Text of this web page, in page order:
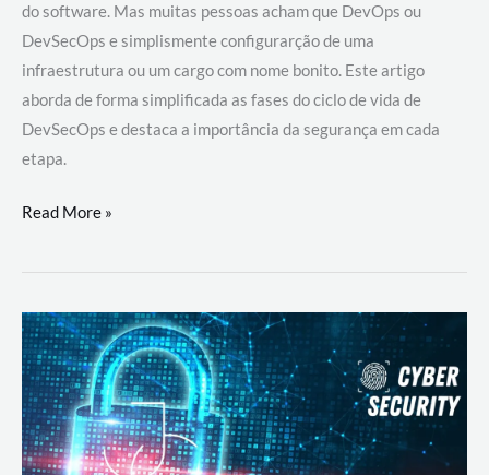
do software. Mas muitas pessoas acham que DevOps ou
DevSecOps e simplismente configurarção de uma
infraestrutura ou um cargo com nome bonito. Este artigo
aborda de forma simplificada as fases do ciclo de vida de
DevSecOps e destaca a importância da segurança em cada
etapa.
DevSecOps
Prática:
Desenvolvimento,
Segurança
e
Operações
Read More »